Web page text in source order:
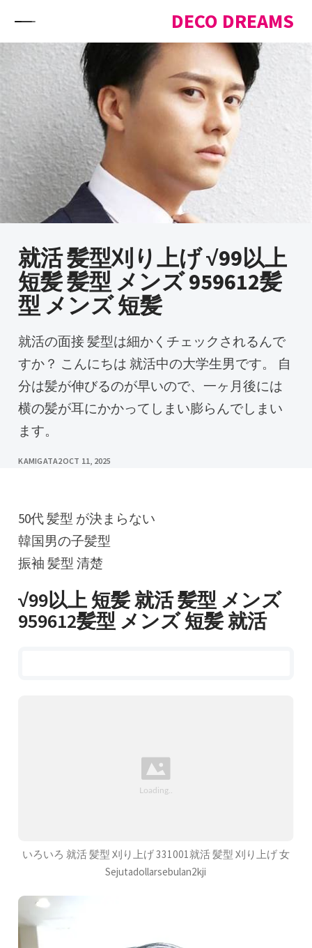
DECO DREAMS
就活 髪型刈り上げ √99以上
短髪 髪型 メンズ 959612髪
型 メンズ 短髪
就活の面接 髪型は細かくチェックされるんで
すか？ こんにちは 就活中の大学生男です。 自
分は髪が伸びるのが早いので、一ヶ月後には
横の髪が耳にかかってしまい膨らんでしまい
ます。
KAMIGATA2OCT 11, 2025
50代 髪型 が決まらない
韓国男の子髪型
振袖 髪型 清楚
√99以上 短髪 就活 髪型 メンズ
959612髪型 メンズ 短髪 就活
いろいろ 就活 髪型 刈り上げ 331001就活 髪型 刈り上げ 女
Sejutadollarsebulan2kji